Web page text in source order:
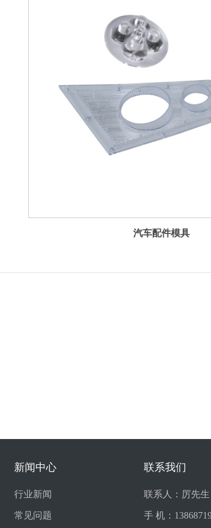
汽车配件模具
新闻中心
行业新闻
常见问题
联系我们
联系人：厉先生
手 机：